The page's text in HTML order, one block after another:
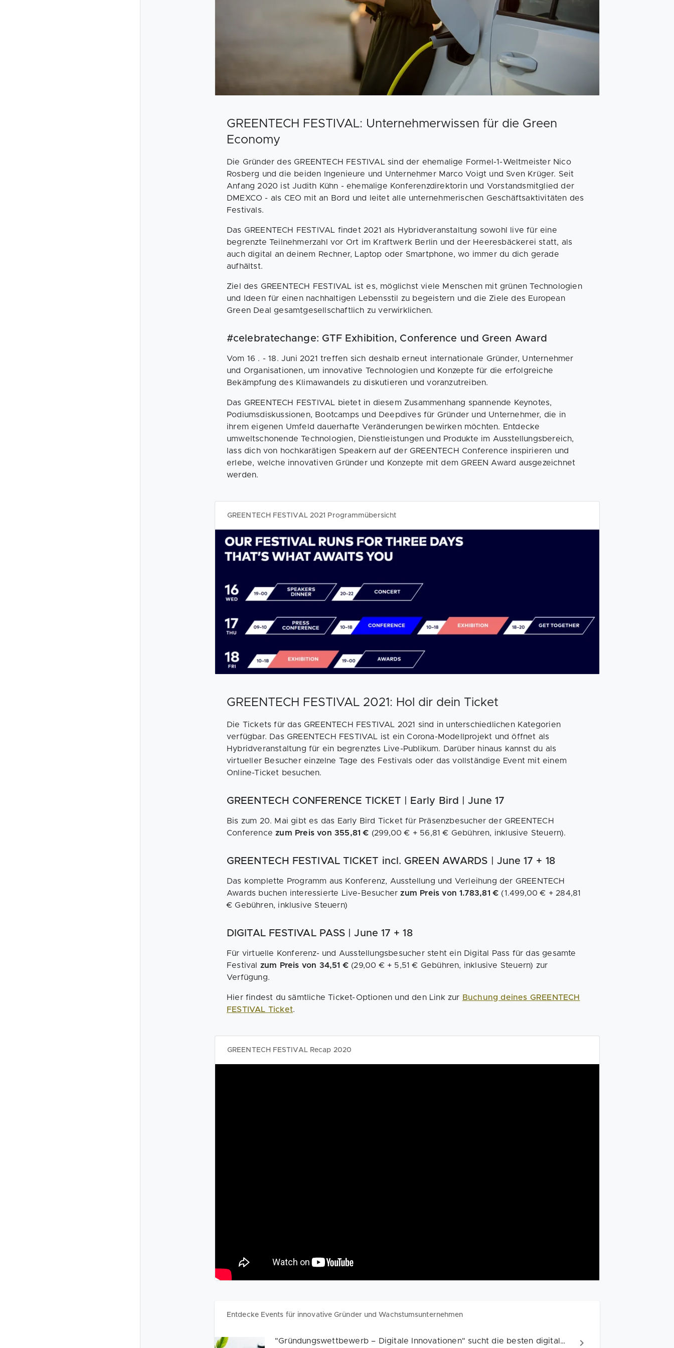
GREENTECH FESTIVAL: Unternehmerwissen für die Green
Economy
Die Gründer des GREENTECH FESTIVAL sind der ehemalige Formel-1-Weltmeister Nico
Rosberg und die beiden Ingenieure und Unternehmer Marco Voigt und Sven Krüger. Seit
Anfang 2020 ist Judith Kühn - ehemalige Konferenzdirektorin und Vorstandsmitglied der
DMEXCO - als CEO mit an Bord und leitet alle unternehmerischen Geschäftsaktivitäten des
Festivals.
Das GREENTECH FESTIVAL findet 2021 als Hybridveranstaltung sowohl live für eine
begrenzte Teilnehmerzahl vor Ort im Kraftwerk Berlin und der Heeresbäckerei statt, als
auch digital an deinem Rechner, Laptop oder Smartphone, wo immer du dich gerade
aufhältst.
Ziel des GREENTECH FESTIVAL ist es, möglichst viele Menschen mit grünen Technologien
und Ideen für einen nachhaltigen Lebensstil zu begeistern und die Ziele des European
Green Deal gesamtgesellschaftlich zu verwirklichen.
#celebratechange: GTF Exhibition, Conference und Green Award
Vom 16 . - 18. Juni 2021 treffen sich deshalb erneut internationale Gründer, Unternehmer
und Organisationen, um innovative Technologien und Konzepte für die erfolgreiche
Bekämpfung des Klimawandels zu diskutieren und voranzutreiben.
Das GREENTECH FESTIVAL bietet in diesem Zusammenhang spannende Keynotes,
Podiumsdiskussionen, Bootcamps und Deepdives für Gründer und Unternehmer, die in
ihrem eigenen Umfeld dauerhafte Veränderungen bewirken möchten. Entdecke
umweltschonende Technologien, Dienstleistungen und Produkte im Ausstellungsbereich,
lass dich von hochkarätigen Speakern auf der GREENTECH Conference inspirieren und
erlebe, welche innovativen Gründer und Konzepte mit dem GREEN Award ausgezeichnet
werden.
GREENTECH FESTIVAL 2021 Programmübersicht
GREENTECH FESTIVAL 2021: Hol dir dein Ticket
Die Tickets für das GREENTECH FESTIVAL 2021 sind in unterschiedlichen Kategorien
verfügbar. Das GREENTECH FESTIVAL ist ein Corona-Modellprojekt und öffnet als
Hybridveranstaltung für ein begrenztes Live-Publikum. Darüber hinaus kannst du als
virtueller Besucher einzelne Tage des Festivals oder das vollständige Event mit einem
Online-Ticket besuchen.
GREENTECH CONFERENCE TICKET | Early Bird | June 17
Bis zum 20. Mai gibt es das Early Bird Ticket für Präsenzbesucher der GREENTECH
Conferencezum Preis von 355,81 € (299,00 € + 56,81 € Gebühren, inklusive Steuern).
GREENTECH FESTIVAL TICKET incl. GREEN AWARDS | June 17 + 18
Das komplette Programm aus Konferenz, Ausstellung und Verleihung der GREENTECH
Awards buchen interessierte Live-Besucherzum Preis von 1.783,81 € (1.499,00 € + 284,81
€ Gebühren, inklusive Steuern)
DIGITAL FESTIVAL PASS | June 17 + 18
Für virtuelle Konferenz- und Ausstellungsbesucher steht ein Digital Pass für das gesamte
Festival zum Preis von 34,51 € (29,00 € + 5,51 € Gebühren, inklusive Steuern) zur
Verfügung.
Hier findest du sämtliche Ticket-Optionen und den Link zur Buchung deines GREENTECH
FESTIVAL Ticket.
GREENTECH FESTIVAL Recap 2020
Entdecke Events für innovative Gründer und Wachstumsunternehmen
"Gründungswettbewerb – Digitale Innovationen" sucht die besten digitalen Geschäftsmodelle